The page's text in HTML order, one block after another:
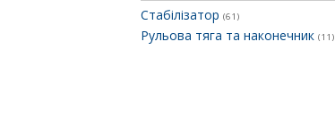
Стабілізатор (61)
Рульова тяга та наконечник (11)